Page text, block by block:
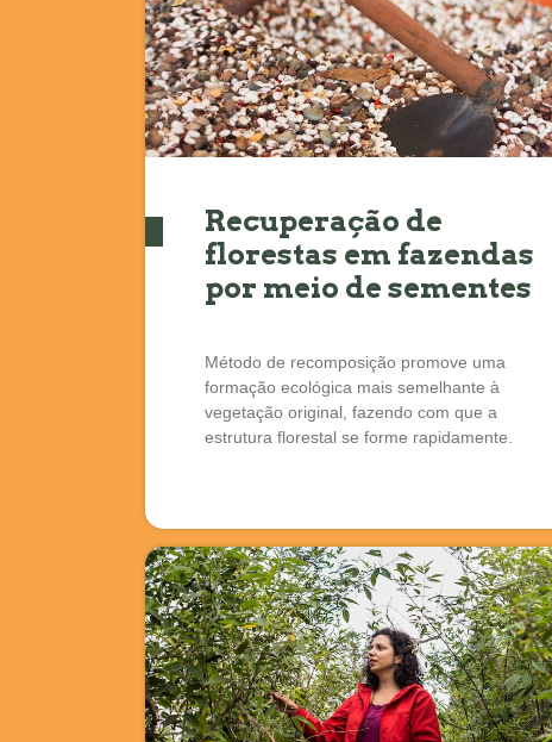
Recuperação de
florestas em fazendas
por meio de sementes
Método de recomposição promove uma
formação ecológica mais semelhante à
vegetação original, fazendo com que a
estrutura florestal se forme rapidamente.